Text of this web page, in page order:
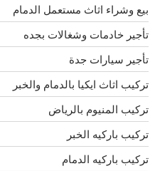
بيع وشراء اثاث مستعمل الدمام
تأجير خادمات وشغالات بجده
تأجير سيارات جدة
تركيب اثاث ايكيا بالدمام والخبر
تركيب المنيوم بالرياض
تركيب باركيه الخبر
تركيب باركيه الدمام